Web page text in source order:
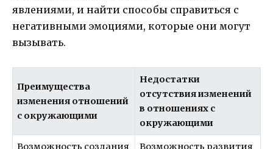
явлениями, и найти способы справиться с
негативными эмоциями, которые они могут
вызывать.
Преимущества
изменения отношений
с окружающими
Недостатки
отсутствия изменений
в отношениях с
окружающими
Возможность создания
Возможность развития